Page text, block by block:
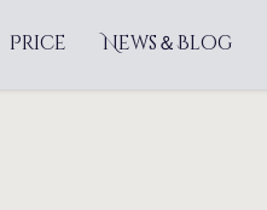
Price News＆Blog